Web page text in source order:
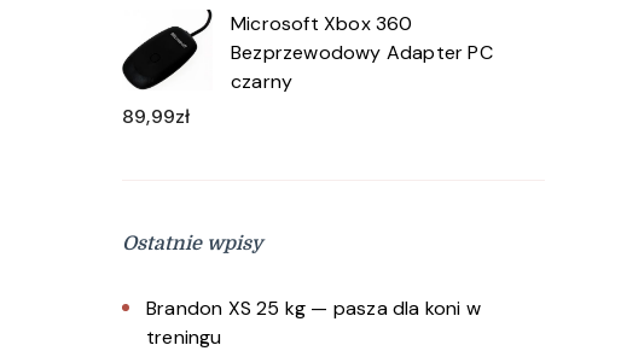
Microsoft Xbox 360
Bezprzewodowy Adapter PC
czarny
89,99zł
Ostatnie wpisy
Brandon XS 25 kg — pasza dla koni w
treningu